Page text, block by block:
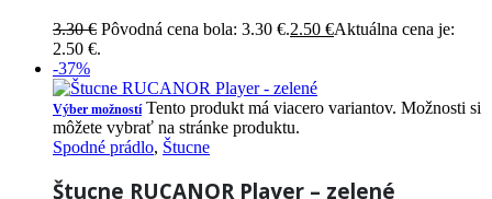
3.30€ Pôvodná cena bola: 3.30 €.2.50 €Aktuálna cena je:
2.50 €.
-37%
Výber možností Tento produkt má viacero variantov. Možnosti si
môžete vybrať na stránke produktu.
Spodné prádlo, Štucne
Štucne RUCANOR Player – zelené